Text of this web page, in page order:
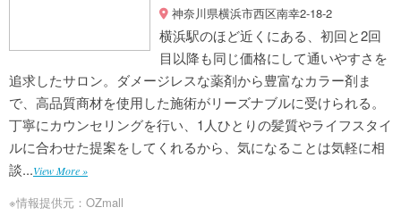
神奈川県横浜市西区南幸2-18-2
横浜駅のほど近くにある、初回と2回
目以降も同じ価格にして通いやすさを
追求したサロン。ダメージレスな薬剤から豊富なカラー剤ま
で、高品質商材を使用した施術がリーズナブルに受けられる。
丁寧にカウンセリングを行い、1人ひとりの髪質やライフスタイ
ルに合わせた提案をしてくれるから、気になることは気軽に相
談...View More »
※情報提供元：OZmall